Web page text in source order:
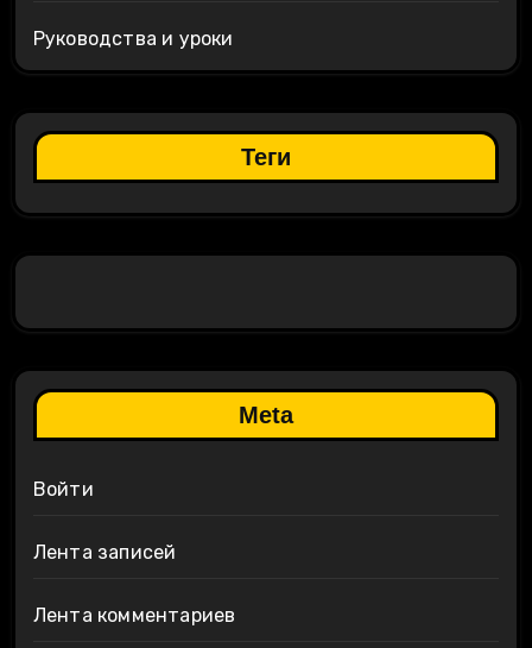
Руководства и уроки
Теги
Meta
Войти
Лента записей
Лента комментариев